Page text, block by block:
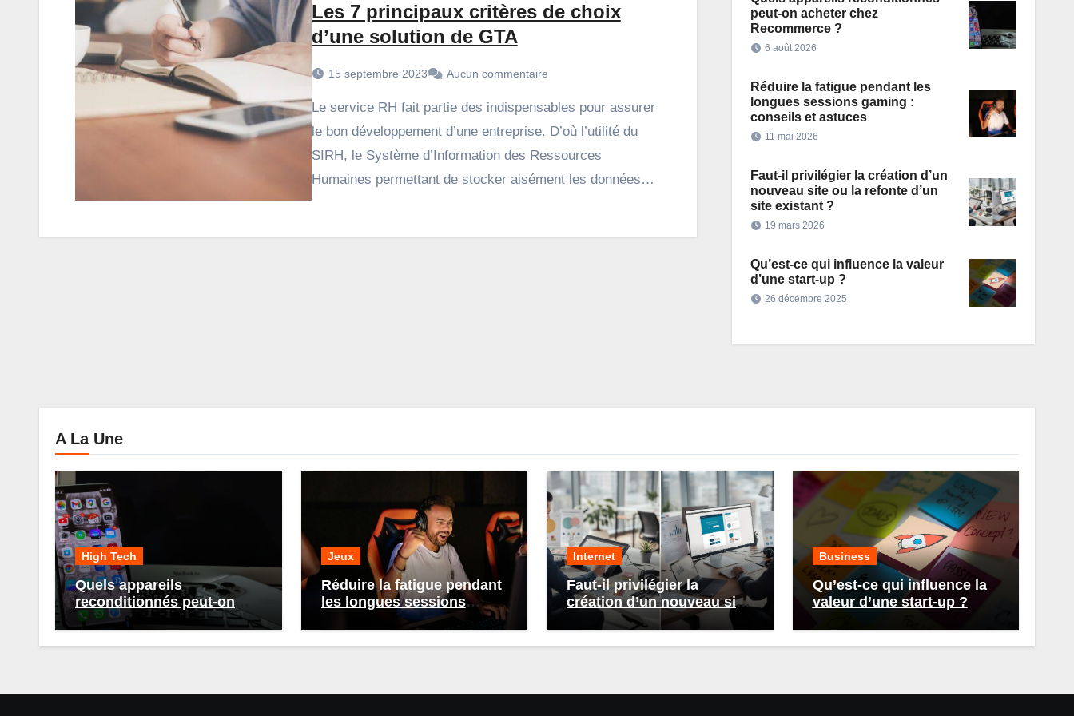
Les 7 principaux critères de choix
d’une solution de GTA
15 septembre 2023 Aucun commentaire
Le service RH fait partie des indispensables pour assurer
le bon développement d’une entreprise. D’où l’utilité du
SIRH, le Système d’Information des Ressources
Humaines permettant de stocker aisément les données…
peut-on acheter chez
Recommerce ?
6 août 2026
Réduire la fatigue pendant les
longues sessions gaming :
conseils et astuces
11 mai 2026
Faut-il privilégier la création d’un
nouveau site ou la refonte d’un
site existant ?
19 mars 2026
Qu’est-ce qui influence la valeur
d’une start-up ?
26 décembre 2025
A La Une
High Tech
Quels appareils
reconditionnés peut-on
acheter chez Recommerce
?
Jeux
Réduire la fatigue pendant
les longues sessions
gaming : conseils et
astuces
Internet
Faut-il privilégier la
création d’un nouveau site
ou la refonte d’un site
existant ?
Business
Qu’est-ce qui influence la
valeur d’une start-up ?